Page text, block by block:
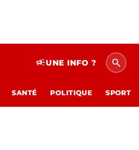
campaignUNE INFO ? search
SANTÉ POLITIQUE SPORT